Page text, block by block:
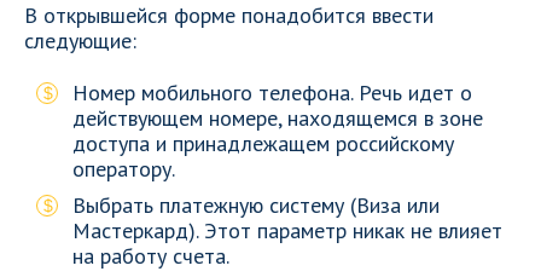
В открывшейся форме понадобится ввести
следующие:
Номер мобильного телефона. Речь идет о
действующем номере, находящемся в зоне
доступа и принадлежащем российскому
оператору.
Выбрать платежную систему (Виза или
Мастеркард). Этот параметр никак не влияет
на работу счета.